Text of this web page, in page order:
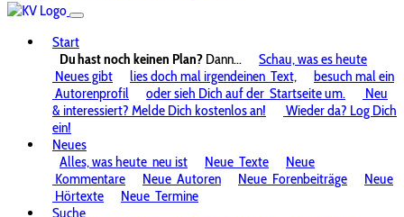
Start
Du hast noch keinen Plan? Dann...
Schau, was es heute
Neues gibt
lies doch mal irgendeinen Text,
besuch mal ein
Autorenprofil
oder sieh Dich auf der Startseite um.
Neu
& interessiert? Melde Dich kostenlos an!
Wieder da? Log Dich
ein!
Neues
Alles, was heute neu ist Neue Texte
Neue
Kommentare
Neue Autoren Neue Forenbeiträge
Neue
Hörtexte
Neue Termine
Suche